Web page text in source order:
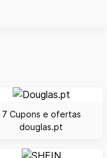
7 Cupons e ofertas
douglas.pt